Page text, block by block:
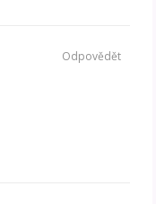
Odpovědět